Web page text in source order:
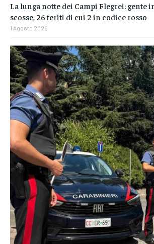
La lunga notte dei Campi Flegrei: gente
scosse, 26 feriti di cui 2 in codice rosso
1 Agosto 2026